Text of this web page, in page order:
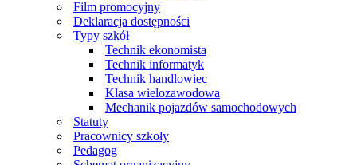
Film promocyjny
Deklaracja dostępności
Typy szkół
Technik ekonomista
Technik informatyk
Technik handlowiec
Klasa wielozawodowa
Mechanik pojazdów samochodowych
Statuty
Pracownicy szkoły
Pedagog